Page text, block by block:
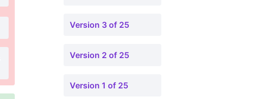
Version 3 of 25
Version 2 of 25
Version 1 of 25